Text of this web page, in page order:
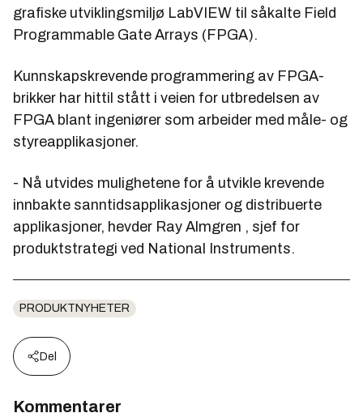
grafiske utviklingsmiljø LabVIEW til såkalte Field
Programmable Gate Arrays (FPGA).
Kunnskapskrevende programmering av FPGA-
brikker har hittil stått i veien for utbredelsen av
FPGA blant ingeniører som arbeider med måle- og
styreapplikasjoner.
- Nå utvides mulighetene for å utvikle krevende
innbakte sanntidsapplikasjoner og distribuerte
applikasjoner, hevder Ray Almgren , sjef for
produktstrategi ved National Instruments.
PRODUKTNYHETER
Del
Kommentarer